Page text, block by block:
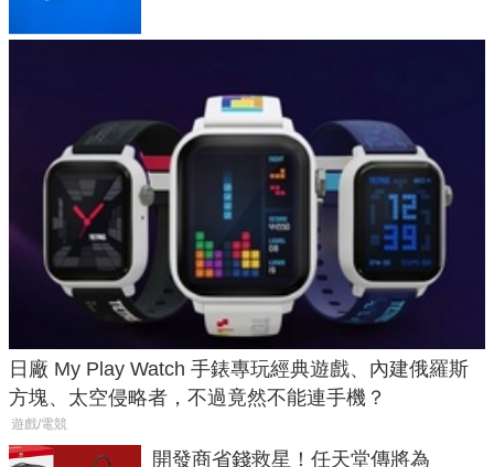
日廠 My Play Watch 手錶專玩經典遊戲、內建俄羅斯
方塊、太空侵略者，不過竟然不能連手機？
遊戲/電競
開發商省錢救星！任天堂傳將為